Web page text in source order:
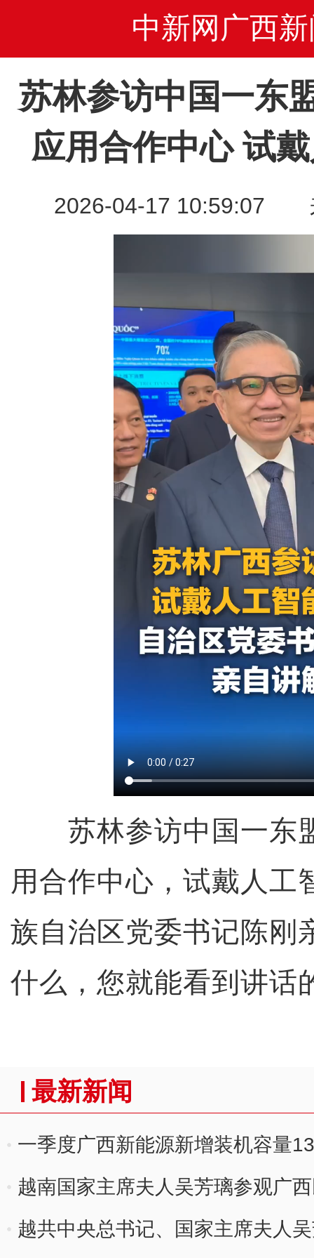
中新网广西新
苏林参访中国一东
应用合作中心 试
2026-04-17 10:59:07
苏林参访中国一东
用合作中心，试戴人工
族自治区党委书记陈刚
什么，您就能看到讲话
最新新闻
一季度广西新能源新增装机容量
越南国家主席夫人吴芳璃参观广
越共中央总书记、国家主席夫人